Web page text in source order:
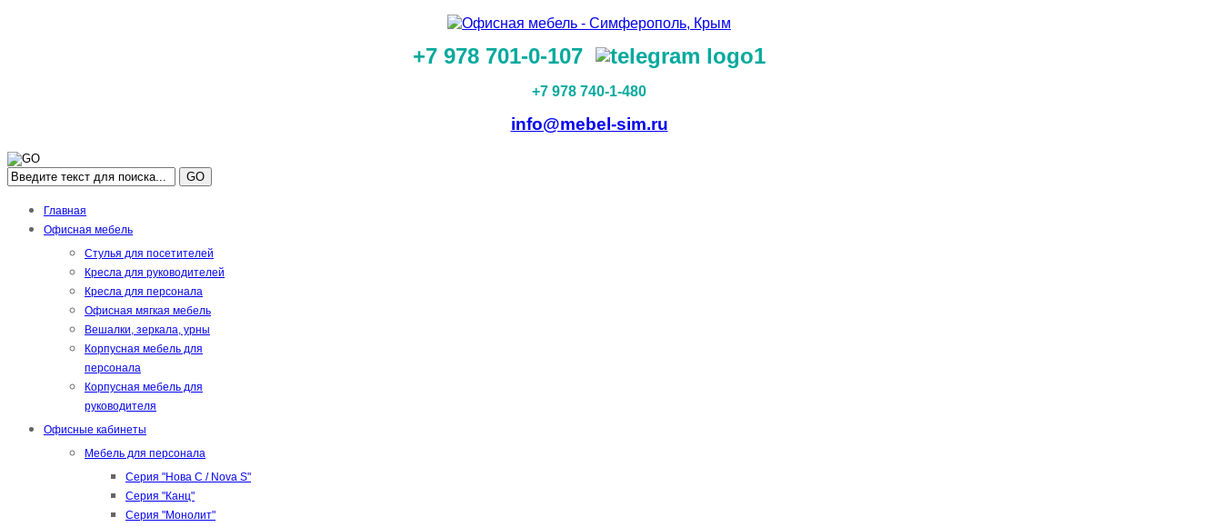
+7 978 701-0-107
+7 978 740-1-480
info@mebel-sim.ru
GO
Главная
Офисная мебель
Стулья для посетителей
Кресла для руководителей
Кресла для персонала
Офисная мягкая мебель
Вешалки, зеркала, урны
Корпусная мебель для
персонала
Корпусная мебель для
руководителя
Офисные кабинеты
Мебель для персонала
Серия "Нова С / Nova S"
Серия "Канц"
Серия "Монолит"